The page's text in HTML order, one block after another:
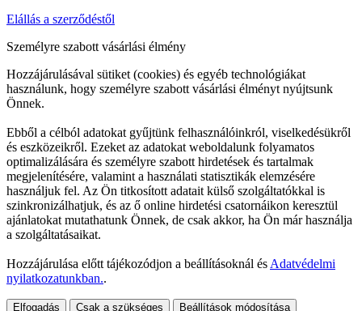
Elállás a szerződéstől
Személyre szabott vásárlási élmény
Hozzájárulásával sütiket (cookies) és egyéb technológiákat
használunk, hogy személyre szabott vásárlási élményt nyújtsunk
Önnek.
Ebből a célból adatokat gyűjtünk felhasználóinkról, viselkedésükről
és eszközeikről. Ezeket az adatokat weboldalunk folyamatos
optimalizálására és személyre szabott hirdetések és tartalmak
megjelenítésére, valamint a használati statisztikák elemzésére
használjuk fel. Az Ön titkosított adatait külső szolgáltatókkal is
szinkronizálhatjuk, és az ő online hirdetési csatornáikon keresztül
ajánlatokat mutathatunk Önnek, de csak akkor, ha Ön már használja
a szolgáltatásaikat.
Hozzájárulása előtt tájékozódjon a beállításoknál és Adatvédelmi
nyilatkozatunkban..
Elfogadás Csak a szükséges Beállítások módosítása